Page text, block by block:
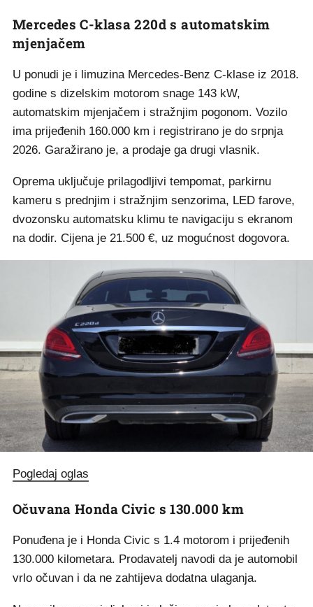
Mercedes C-klasa 220d s automatskim
mjenjačem
U ponudi je i limuzina Mercedes-Benz C-klase iz 2018.
godine s dizelskim motorom snage 143 kW,
automatskim mjenjačem i stražnjim pogonom. Vozilo
ima prijeđenih 160.000 km i registrirano je do srpnja
2026. Garažirano je, a prodaje ga drugi vlasnik.
Oprema uključuje prilagodljivi tempomat, parkirnu
kameru s prednjim i stražnjim senzorima, LED farove,
dvozonsku automatsku klimu te navigaciju s ekranom
na dodir. Cijena je 21.500 €, uz mogućnost dogovora.
Pogledaj oglas
Očuvana Honda Civic s 130.000 km
Ponuđena je i Honda Civic s 1.4 motorom i prijeđenih
130.000 kilometara. Prodavatelj navodi da je automobil
vrlo očuvan i da ne zahtijeva dodatna ulaganja.